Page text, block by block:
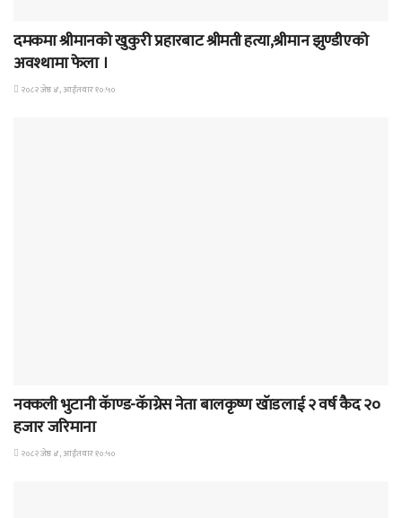
दमकमा श्रीमानको खुकुरी प्रहारबाट श्रीमती हत्या,श्रीमान झुण्डीएको
अवश्थामा फेला ।
२०८२ जेष्ठ ४, आईतवार १०:५०
नक्कली भुटानी कॅाण्ड-कॅाग्रेस नेता बालकृष्ण खॅाडलाई २ वर्ष कैद २०
हजार जरिमाना
२०८२ जेष्ठ ४, आईतवार १०:५०